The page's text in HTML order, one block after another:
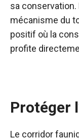
sa
mécanisme du
positif où la
profite
Protéger
Le corridor